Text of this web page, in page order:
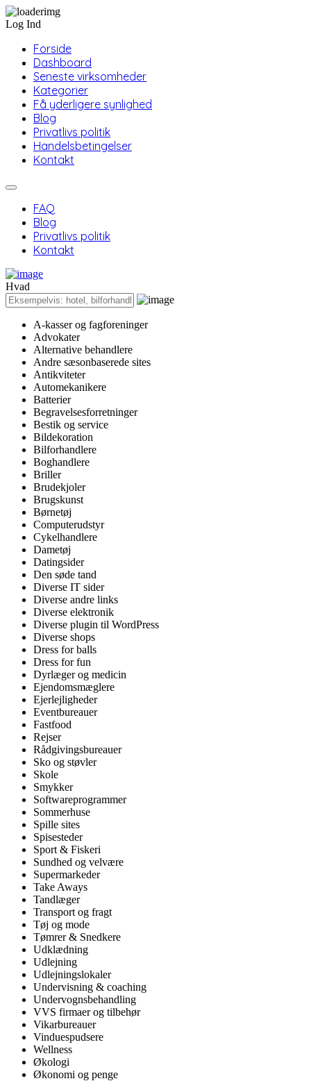
Log Ind
Forside
Dashboard
Seneste virksomheder
Kategorier
Få yderligere synlighed
Blog
Privatlivs politik
Handelsbetingelser
Kontakt
FAQ
Blog
Privatlivs politik
Kontakt
Hvad
A-kasser og fagforeninger
Advokater
Alternative behandlere
Andre sæsonbaserede sites
Antikviteter
Automekanikere
Batterier
Begravelsesforretninger
Bestik og service
Bildekoration
Bilforhandlere
Boghandlere
Briller
Brudekjoler
Brugskunst
Børnetøj
Computerudstyr
Cykelhandlere
Dametøj
Datingsider
Den søde tand
Diverse IT sider
Diverse andre links
Diverse elektronik
Diverse plugin til WordPress
Diverse shops
Dress for balls
Dress for fun
Dyrlæger og medicin
Ejendomsmæglere
Ejerlejligheder
Eventbureauer
Fastfood
Rejser
Rådgivingsbureauer
Sko og støvler
Skole
Smykker
Softwareprogrammer
Sommerhuse
Spille sites
Spisesteder
Sport & Fiskeri
Sundhed og velvære
Supermarkeder
Take Aways
Tandlæger
Transport og fragt
Tøj og mode
Tømrer & Snedkere
Udklædning
Udlejning
Udlejningslokaler
Undervisning & coaching
Undervognsbehandling
VVS firmaer og tilbehør
Vikarbureauer
Vinduespudsere
Wellness
Økologi
Økonomi og penge